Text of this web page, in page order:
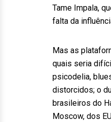
Tame Impala,
falta da
Mas as
quais seria
psicodelia,
distorcidos; o
brasileiros do
Moscow, dos